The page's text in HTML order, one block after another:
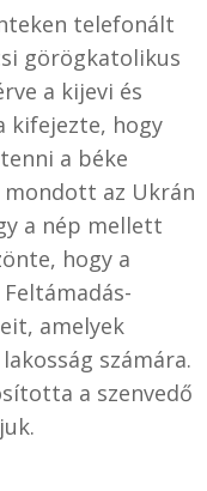
telefonált
görögkatolikus
a kijevi és
kifejezte, hogy
a béke
az Ukrán
a nép mellett
hogy a
amelyek
számára.
a szenvedő